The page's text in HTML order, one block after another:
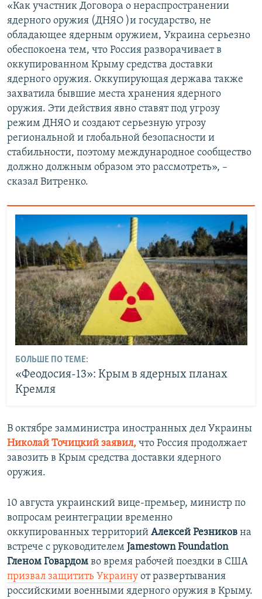
«Как участник Договора о нераспространении
ядерного оружия (ДНЯО )и государство, не
обладающее ядерным оружием, Украина серьезно
обеспокоена тем, что Россия разворачивает в
оккупированном Крыму средства доставки
ядерного оружия. Оккупирующая держава также
захватила бывшие места хранения ядерного
оружия. Эти действия явно ставят под угрозу
режим ДНЯО и создают серьезную угрозу
региональной и глобальной безопасности и
стабильности, поэтому международное сообщество
должно должным образом это рассмотреть», –
сказал Витренко.
БОЛЬШЕ ПО ТЕМЕ:
«Феодосия-13»: Крым в ядерных планах
Кремля
В октябре замминистра иностранных дел Украины
Николай Точицкий заявил, что Россия продолжает
завозить в Крым средства доставки ядерного
оружия.
10 августа украинский вице-премьер, министр по
вопросам реинтеграции временно
оккупированных территорий Алексей Резников на
встрече с руководителем Jamestown Foundation
Гленом Говардом во время рабочей поездки в США
призвал защитить Украину от развертывания
российскими военными ядерного оружия в Крыму.